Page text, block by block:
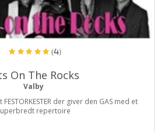
(4)
On The Rocks
Valby
der giver den GAS med et
repertoire